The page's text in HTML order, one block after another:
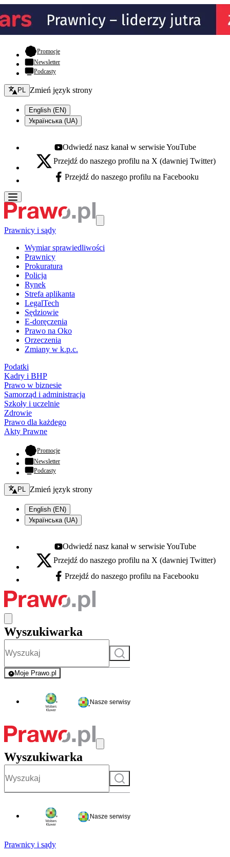
Promocje- otwiera się w nowej karcie
Newsletter
Podcasty
Zmień język - bieżący:
PL Zmień język strony
English (EN)
Українська (UA)
Youtube - otwiera się w nowej karcie
Odwiedź nasz kanał w serwisie YouTube
X - otwiera się w nowej karcie
Przejdź do naszego profilu na X (dawniej Twitter)
Facebook - otwiera się w nowej karcie
Przejdź do naszego profilu na Facebooku
Prawnicy i sądy
Wymiar sprawiedliwości
Prawnicy
Prokuratura
Policja
Rynek
Strefa aplikanta
LegalTech
Sędziowie
E-doręczenia
Prawo na Oko
Orzeczenia
Zmiany w k.p.c.
Podatki
Kadry i BHP
Prawo w biznesie
Samorząd i administracja
Szkoły i uczelnie
Zdrowie
Prawo dla każdego
Akty Prawne
Promocje- otwiera się w nowej karcie
Newsletter
Podcasty
Zmień język - bieżący:
PL Zmień język strony
English (EN)
Українська (UA)
Youtube - otwiera się w nowej karcie
Odwiedź nasz kanał w serwisie YouTube
X - otwiera się w nowej karcie
Przejdź do naszego profilu na X (dawniej Twitter)
Facebook - otwiera się w nowej karcie
Przejdź do naszego profilu na Facebooku
Wyszukiwarka
Szukaj
Moje Prawo.pl
- rejestracja i logowanie do serwisu
Nasze serwisy
Wyszukiwarka
Szukaj
Nasze serwisy
Prawnicy i sądy